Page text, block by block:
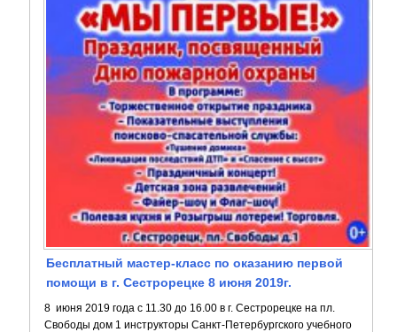
Бесплатный мастер-класс по оказанию первой
помощи в г. Сестрорецке 8 июня 2019г.
8 июня 2019 года с 11.30 до 16.00 в г. Сестрорецке на пл.
Свободы дом 1 инструкторы Санкт-Петербургского учебного